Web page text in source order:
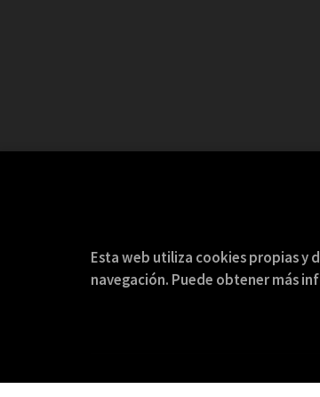
Esta web utiliza cookies propias y
navegación. Puede obtener más